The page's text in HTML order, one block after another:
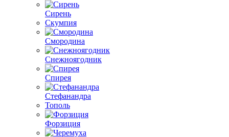
Сирень
Скумпия
Смородина
Снежноягодник
Спирея
Стефанандра
Тополь
Форзиция